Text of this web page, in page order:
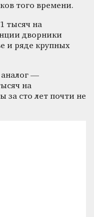
того времени.
тысяч на
дворники
и ряде крупных
—
на
за сто лет почти не